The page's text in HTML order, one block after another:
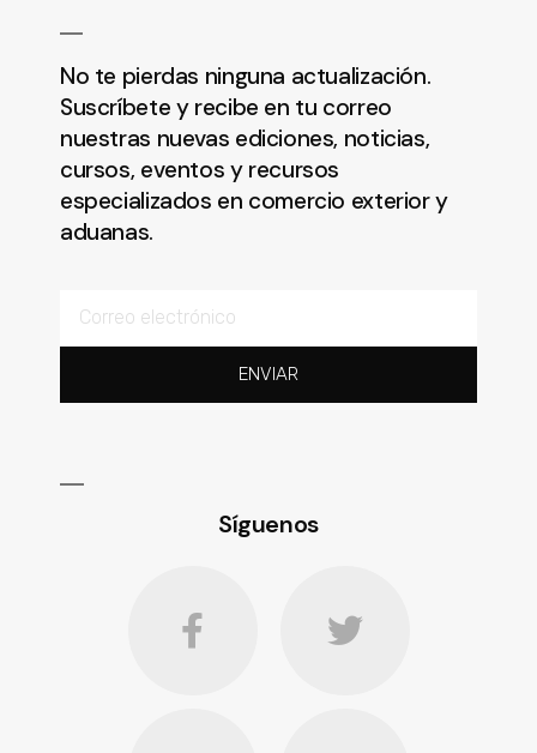
No te pierdas ninguna actualización.
Suscríbete y recibe en tu correo
nuestras nuevas ediciones, noticias,
cursos, eventos y recursos
especializados en comercio exterior y
aduanas.
ENVIAR
Síguenos